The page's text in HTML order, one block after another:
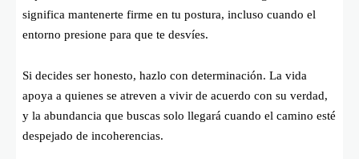
significa mantenerte firme en tu postura, incluso cuando el
entorno presione para que te desvíes.
Si decides ser honesto, hazlo con determinación. La vida
apoya a quienes se atreven a vivir de acuerdo con su verdad,
y la abundancia que buscas solo llegará cuando el camino esté
despejado de incoherencias.